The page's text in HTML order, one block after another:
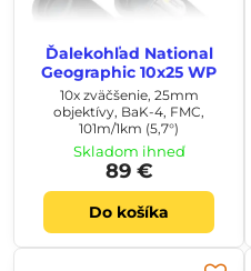
Ďalekohľad National
Geographic 10x25 WP
10x zväčšenie, 25mm
objektívy, BaK-4, FMC,
101m/1km (5,7°)
Skladom ihneď
89 €
Do košíka